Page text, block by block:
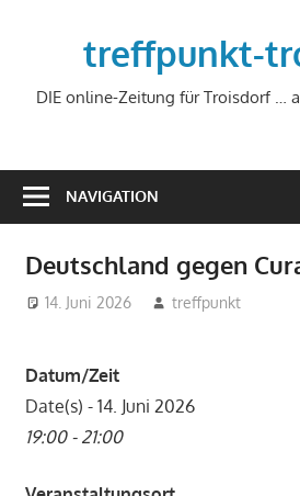
treffpunkt-
DIE online-Zeitung für Troisdorf …
NAVIGATION
Deutschland gegen
14. Juni 2026 treffpunkt
Datum/Zeit
Date(s) - 14. Juni 2026
19:00 - 21:00